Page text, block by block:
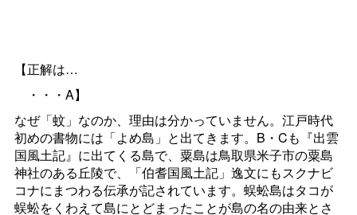
【正解は…
・・・A】
なぜ「蚊」なのか、理由は分かっていません。江戸時代
初めの書物には「よめ島」と出てきます。B・Cも『出雲
国風土記』に出てくる島で、粟島は鳥取県米子市の粟島
神社のある丘陵で、「伯耆国風土記」逸文にもスクナビ
コナにまつわる伝承が記されています。蜈蚣島はタコが
蜈蚣をくわえて島にとどまったことが島の名の由来とさ